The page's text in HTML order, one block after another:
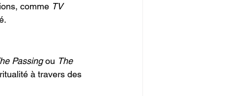
comme TV
Passing ou The
à travers des